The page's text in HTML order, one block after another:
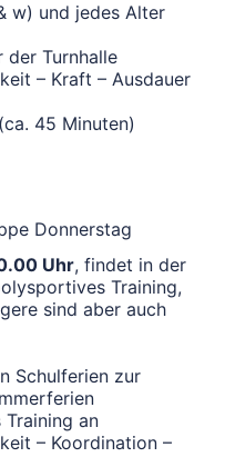
w) und jedes Alter
der Turnhalle
– Kraft – Ausdauer
45 Minuten)
Donnerstag
Uhr, findet in der
Training,
sind aber auch
Schulferien zur
an
– Koordination –